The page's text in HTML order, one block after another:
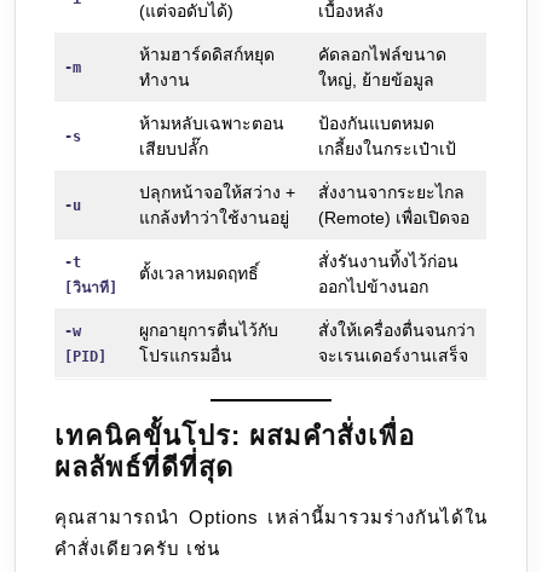
(แต่จอดับได้) เบื้องหลัง
-m
ห้ามฮาร์ดดิสก์หยุด
ทำงาน
คัดลอกไฟล์ขนาด
ใหญ่, ย้ายข้อมูล
-s
ห้ามหลับเฉพาะตอน
เสียบปลั๊ก
ป้องกันแบตหมด
เกลี้ยงในกระเป๋าเป้
-u
ปลุกหน้าจอให้สว่าง +
แกล้งทำว่าใช้งานอยู่
สั่งงานจากระยะไกล
(Remote) เพื่อเปิดจอ
-t
[วินาที]
ตั้งเวลาหมดฤทธิ์
สั่งรันงานทิ้งไว้ก่อน
ออกไปข้างนอก
-w
[PID]
ผูกอายุการตื่นไว้กับ
โปรแกรมอื่น
สั่งให้เครื่องตื่นจนกว่า
จะเรนเดอร์งานเสร็จ
เทคนิคขั้นโปร: ผสมคำสั่งเพื่อ
ผลลัพธ์ที่ดีที่สุด
คุณสามารถนำ Options เหล่านี้มารวมร่างกันได้ใน
คำสั่งเดียวครับ เช่น